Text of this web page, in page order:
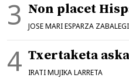
Non placet
JOSE MARI ESPARZA ZABALEGI
Txertaketa
IRATI MUJIKA LARRETA